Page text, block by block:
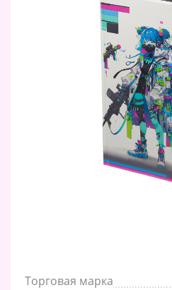
Торговая марка